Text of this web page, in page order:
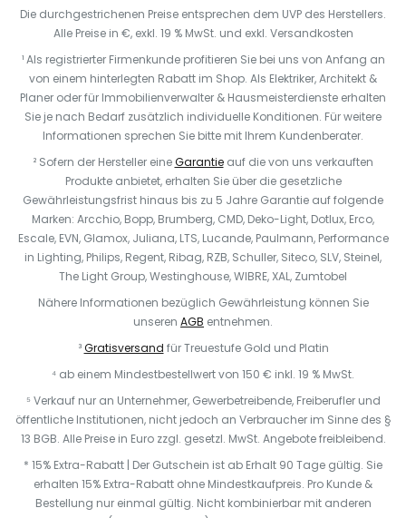
Die durchgestrichenen Preise entsprechen dem UVP des Herstellers.
Alle Preise in €, exkl. 19 % MwSt. und exkl. Versandkosten
¹ Als registrierter Firmenkunde profitieren Sie bei uns von Anfang an
von einem hinterlegten Rabatt im Shop. Als Elektriker, Architekt &
Planer oder für Immobilienverwalter & Hausmeisterdienste erhalten
Sie je nach Bedarf zusätzlich individuelle Konditionen. Für weitere
Informationen sprechen Sie bitte mit Ihrem Kundenberater.
² Sofern der Hersteller eineGarantieauf die von uns verkauften
Produkte anbietet, erhalten Sie über die gesetzliche
Gewährleistungsfrist hinaus bis zu 5 Jahre Garantie auf folgende
Marken: Arcchio, Bopp, Brumberg, CMD, Deko-Light, Dotlux, Erco,
Escale, EVN, Glamox, Juliana, LTS, Lucande, Paulmann, Performance
in Lighting, Philips, Regent, Ribag, RZB, Schuller, Siteco, SLV, Steinel,
The Light Group, Westinghouse, WIBRE, XAL, Zumtobel
Nähere Informationen bezüglich Gewährleistung können Sie
unseren AGB entnehmen.
³Gratisversand für Treuestufe Gold und Platin
⁴ ab einem Mindestbestellwert von 150 € inkl. 19 % MwSt.
⁵ Verkauf nur an Unternehmer, Gewerbetreibende, Freiberufler und
öffentliche Institutionen, nicht jedoch an Verbraucher im Sinne des §
13 BGB. Alle Preise in Euro zzgl. gesetzl. MwSt. Angebote freibleibend.
* 15% Extra-Rabatt | Der Gutschein ist ab Erhalt 90 Tage gültig. Sie
erhalten 15% Extra-Rabatt ohne Mindestkaufpreis. Pro Kunde &
Bestellung nur einmal gültig. Nicht kombinierbar mit anderen